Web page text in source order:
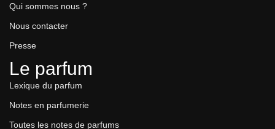
Qui sommes nous ?
Nous contacter
Presse
Le parfum
Lexique du parfum
Notes en parfumerie
Toutes les notes de parfums